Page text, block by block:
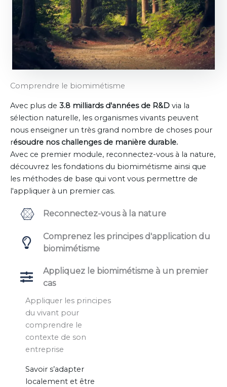
Comprendre le biomimétisme
Avec plus de 3.8 milliards d'années de R&D via la
sélection naturelle, les organismes vivants peuvent
nous enseigner un très grand nombre de choses pour
résoudre nos challenges de manière durable.
Avec ce premier module, reconnectez-vous à la nature,
découvrez les fondations du biomimétisme ainsi que
les méthodes de base qui vont vous permettre de
l'appliquer à un premier cas.
Reconnectez-vous à la nature
Comprenez les principes d'application du
biomimétisme
Appliquez le biomimétisme à un premier
cas
Appliquer les principes
du vivant pour
comprendre le
contexte de son
entreprise
Savoir s’adapter
localement et être